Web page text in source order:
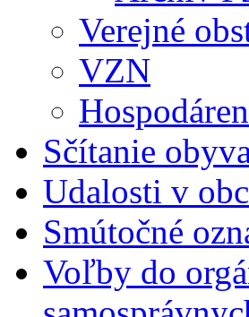
Verejné
VZN
Sčítanie
Udalosti v
Smútočné
Voľby do